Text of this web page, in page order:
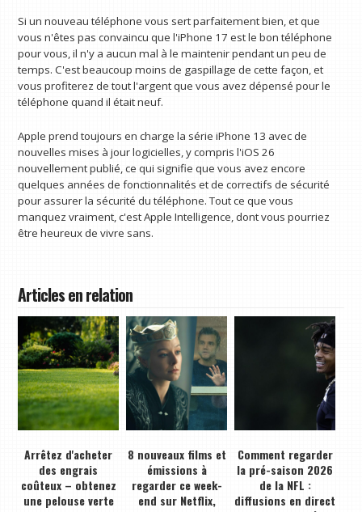
Si un nouveau téléphone vous sert parfaitement bien, et que
vous n'êtes pas convaincu que l'iPhone 17 est le bon téléphone
pour vous, il n'y a aucun mal à le maintenir pendant un peu de
temps. C'est beaucoup moins de gaspillage de cette façon, et
vous profiterez de tout l'argent que vous avez dépensé pour le
téléphone quand il était neuf.
Apple prend toujours en charge la série iPhone 13 avec de
nouvelles mises à jour logicielles, y compris l'iOS 26
nouvellement publié, ce qui signifie que vous avez encore
quelques années de fonctionnalités et de correctifs de sécurité
pour assurer la sécurité du téléphone. Tout ce que vous
manquez vraiment, c'est Apple Intelligence, dont vous pourriez
être heureux de vivre sans.
Articles en relation
Arrêtez d'acheter
des engrais
coûteux – obtenez
une pelouse verte
8 nouveaux films et
émissions à
regarder ce week-
end sur Netflix,
Comment regarder
la pré-saison 2026
de la NFL :
diffusions en direct